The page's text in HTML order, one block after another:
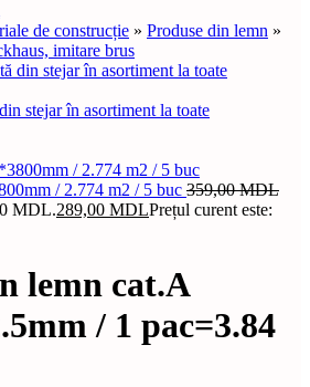
de construcție » Produse din lemn »
imitare brus
stejar în asortiment la toate
/ 2.774 m2 / 5 buc 359,00MDL
MDL.289,00 MDLPrețul curent este:
lemn cat.A
/ 1 pac=3.84